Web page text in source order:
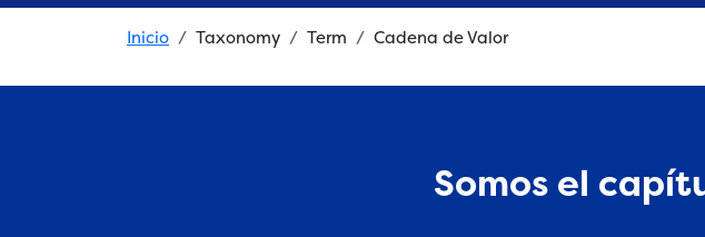
Breadcrumb
Inicio Taxonomy Term Cadena de Valor
Somos el